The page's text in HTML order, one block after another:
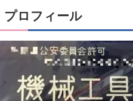
プロフィール